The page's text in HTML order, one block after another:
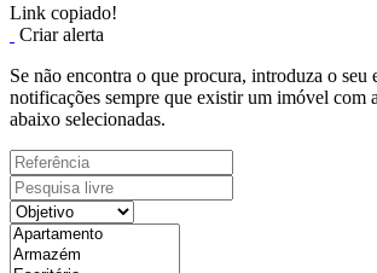
Link copiado!
Criar alerta
Se não encontra o que procura, introduza o seu
notificações sempre que existir um imóvel com
abaixo selecionadas.